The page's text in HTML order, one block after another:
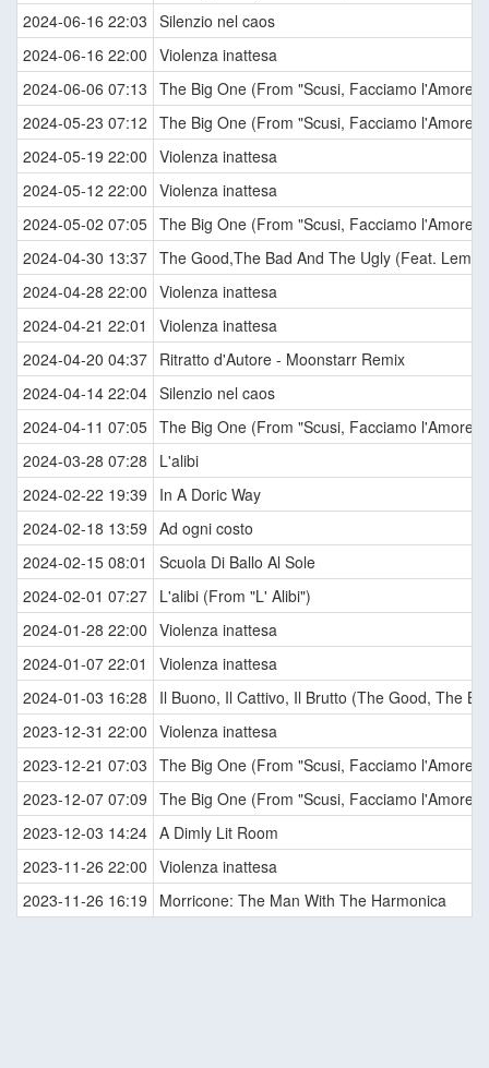
2024-06-16 22:03 Silenzio nel caos
2024-06-16 22:00 Violenza inattesa
2024-06-06 07:13 The Big One (From "Scusi, Facciamo
2024-05-23 07:12 The Big One (From "Scusi, Facciamo
2024-05-19 22:00 Violenza inattesa
2024-05-12 22:00 Violenza inattesa
2024-05-02 07:05 The Big One (From "Scusi, Facciamo
2024-04-30 13:37 The Good,The Bad And The Ugly (Feat.
2024-04-28 22:00 Violenza inattesa
2024-04-21 22:01
Violenza inattesa
2024-04-20 04:37 Ritratto d'Autore - Moonstarr Remix
2024-04-14 22:04 Silenzio nel caos
2024-04-11 07:05 The Big One (From "Scusi, Facciamo
2024-03-28 07:28
L'alibi
2024-02-22 19:39
In A Doric Way
2024-02-18 13:59 Ad ogni costo
2024-02-15 08:01
Scuola Di Ballo Al Sole
2024-02-01 07:27 L'alibi (From "L' Alibi")
2024-01-28 22:00 Violenza inattesa
2024-01-07 22:01
Violenza inattesa
2024-01-03 16:28
Il Buono, Il Cattivo, Il Brutto (The Good, The
2023-12-31 22:00 Violenza inattesa
2023-12-21 07:03 The Big One (From "Scusi, Facciamo
2023-12-07 07:09 The Big One (From "Scusi, Facciamo
2023-12-03 14:24 A Dimly Lit Room
2023-11-26 22:00 Violenza inattesa
2023-11-26 16:19
Morricone: The Man With The Harmonica